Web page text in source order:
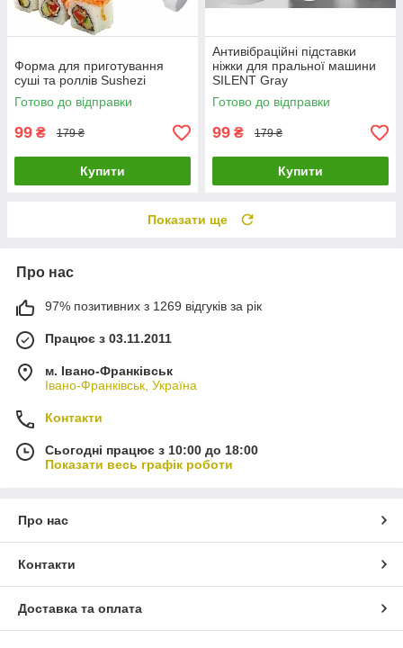
Форма для приготування
суші та роллів Sushezi
Готово до відправки
99 ₴ 179 ₴
Купити
Антивібраційні підставки
ніжки для пральної машини
SILENT Gray
Готово до відправки
99 ₴ 179 ₴
Купити
Показати ще
Про нас
97% позитивних з 1269 відгуків за рік
Працює з 03.11.2011
м. Івано-Франківськ
Івано-Франківськ, Україна
Контакти
Сьогодні працює з 10:00 до 18:00
Показати весь графік роботи
Про нас
Контакти
Доставка та оплата